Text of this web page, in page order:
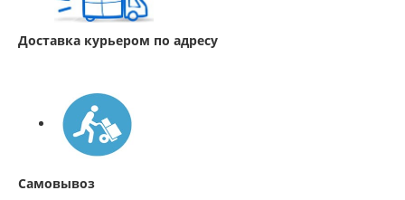
Доставка курьером по адресу
Самовывоз